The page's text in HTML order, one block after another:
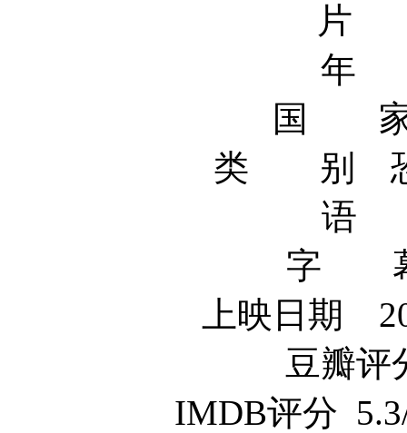
片
年
国 家
类 别 恐
语
字
上映日期
豆瓣
IMDB评分